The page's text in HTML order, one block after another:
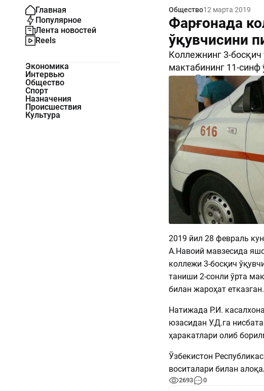
Главная
Популярное
Лента новостей
Reels
Экономика
Интервью
Общество
Спорт
Назначения
Происшествия
Культура
Общество12 марта 2019
Фарғонада
ўқувчисини
Коллежнинг 3-
мактабининг 11-синф
0
2019 йил 28 февраль
А.Навоий мавзесида
коллежи 3-босқич
таниши 2-сонли ўрта
билан жароҳат етказган.
Натижада Р.И.
юзасидан У.Д.га
ҳаракатлари олиб
Ўзбекистон
воситалари билан
2693 0